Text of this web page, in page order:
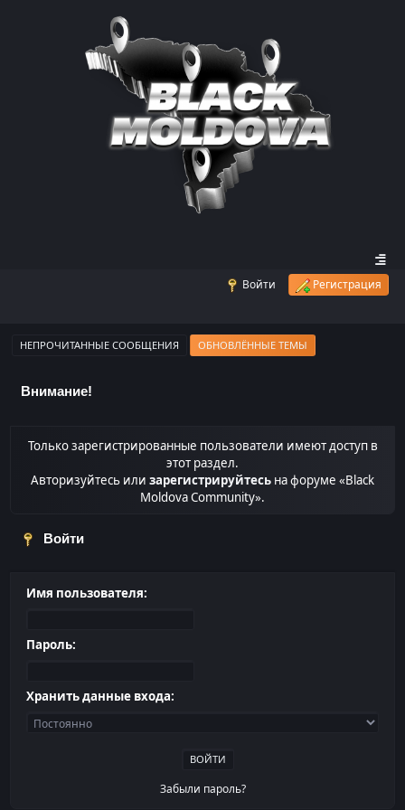
Войти Регистрация
НЕПРОЧИТАННЫЕ СООБЩЕНИЯ ОБНОВЛЁННЫЕ ТЕМЫ
Внимание!
Только зарегистрированные пользователи имеют доступ в
этот раздел.
Авторизуйтесь или зарегистрируйтесь на форуме «Black
Moldova Community».
Войти
Имя пользователя:
Пароль:
Хранить данные входа:
Забыли пароль?